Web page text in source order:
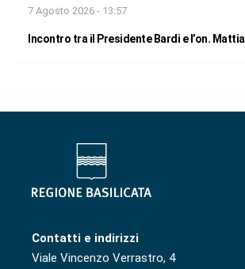
7 Agosto 2026 - 13:57
Incontro tra il Presidente Bardi e l’on. Mattia
Contatti e indirizzi
Viale Vincenzo Verrastro, 4